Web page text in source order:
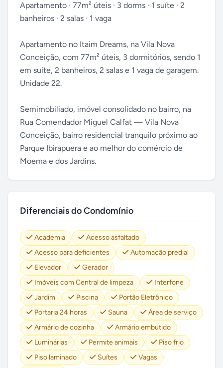
Apartamento · 77m² úteis · 3 dorms · 1 suíte · 2
banheiros · 2 salas · 1 vaga
Apartamento no Itaim Dreams, na Vila Nova
Conceição, com 77m² úteis, 3 dormitórios, sendo 1
em suíte, 2 banheiros, 2 salas e 1 vaga de garagem.
Unidade 22.
Semimobiliado, imóvel consolidado no bairro, na
Rua Comendador Miguel Calfat — Vila Nova
Conceição, bairro residencial tranquilo próximo ao
Parque Ibirapuera e ao melhor do comércio de
Moema e dos Jardins.
Diferenciais do Condomínio
Academia
Acesso asfaltado
Acesso para deficientes
Automação predial
Elevador
Gerador
Imóveis com Central de limpeza
Interfone
Jardim
Piscina
Portão Eletrônico
Portaria 24 horas
Sauna
Área de serviço
Armário de cozinha
Armário embutido
Luminárias
Permite animais
Piso frio
Piso laminado
Suítes Vagas